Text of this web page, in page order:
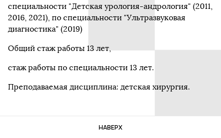
специальности "Детская урология-андрология" (2011,
2016, 2021), по специальности "Ультразвуковая
диагностика" (2019)
Общий стаж работы 13 лет,
стаж работы по специальности 13 лет.
Преподаваемая дисциплина: детская хирургия.
НАВЕРХ